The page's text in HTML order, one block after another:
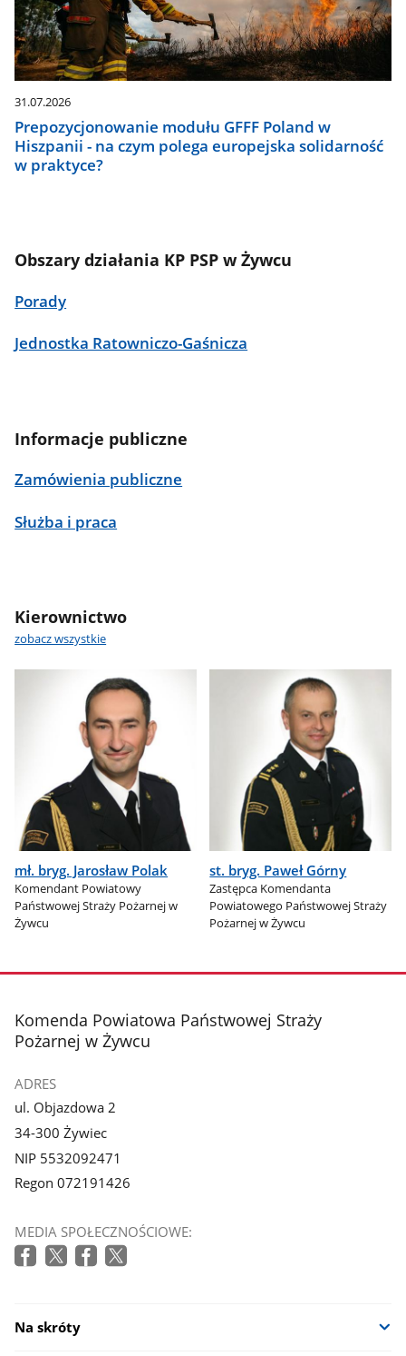
31.07.2026
Prepozycjonowanie modułu GFFF Poland w
Hiszpanii - na czym polega europejska solidarność
w praktyce?
Obszary działania KP PSP w Żywcu
Porady
Jednostka Ratowniczo-Gaśnicza
Informacje publiczne
Zamówienia publiczne
Służba i praca
Kierownictwo
zobacz wszystkie
mł. bryg. Jarosław Polak
Komendant Powiatowy
Państwowej Straży Pożarnej w
Żywcu
st. bryg. Paweł Górny
Zastępca Komendanta
Powiatowego Państwowej Straży
Pożarnej w Żywcu
stopka
Komenda Powiatowa Państwowej Straży
Pożarnej w Żywcu
ADRES
ul. Objazdowa 2
34-300 Żywiec
NIP 5532092471
Regon 072191426
MEDIA SPOŁECZNOŚCIOWE:
Na skróty